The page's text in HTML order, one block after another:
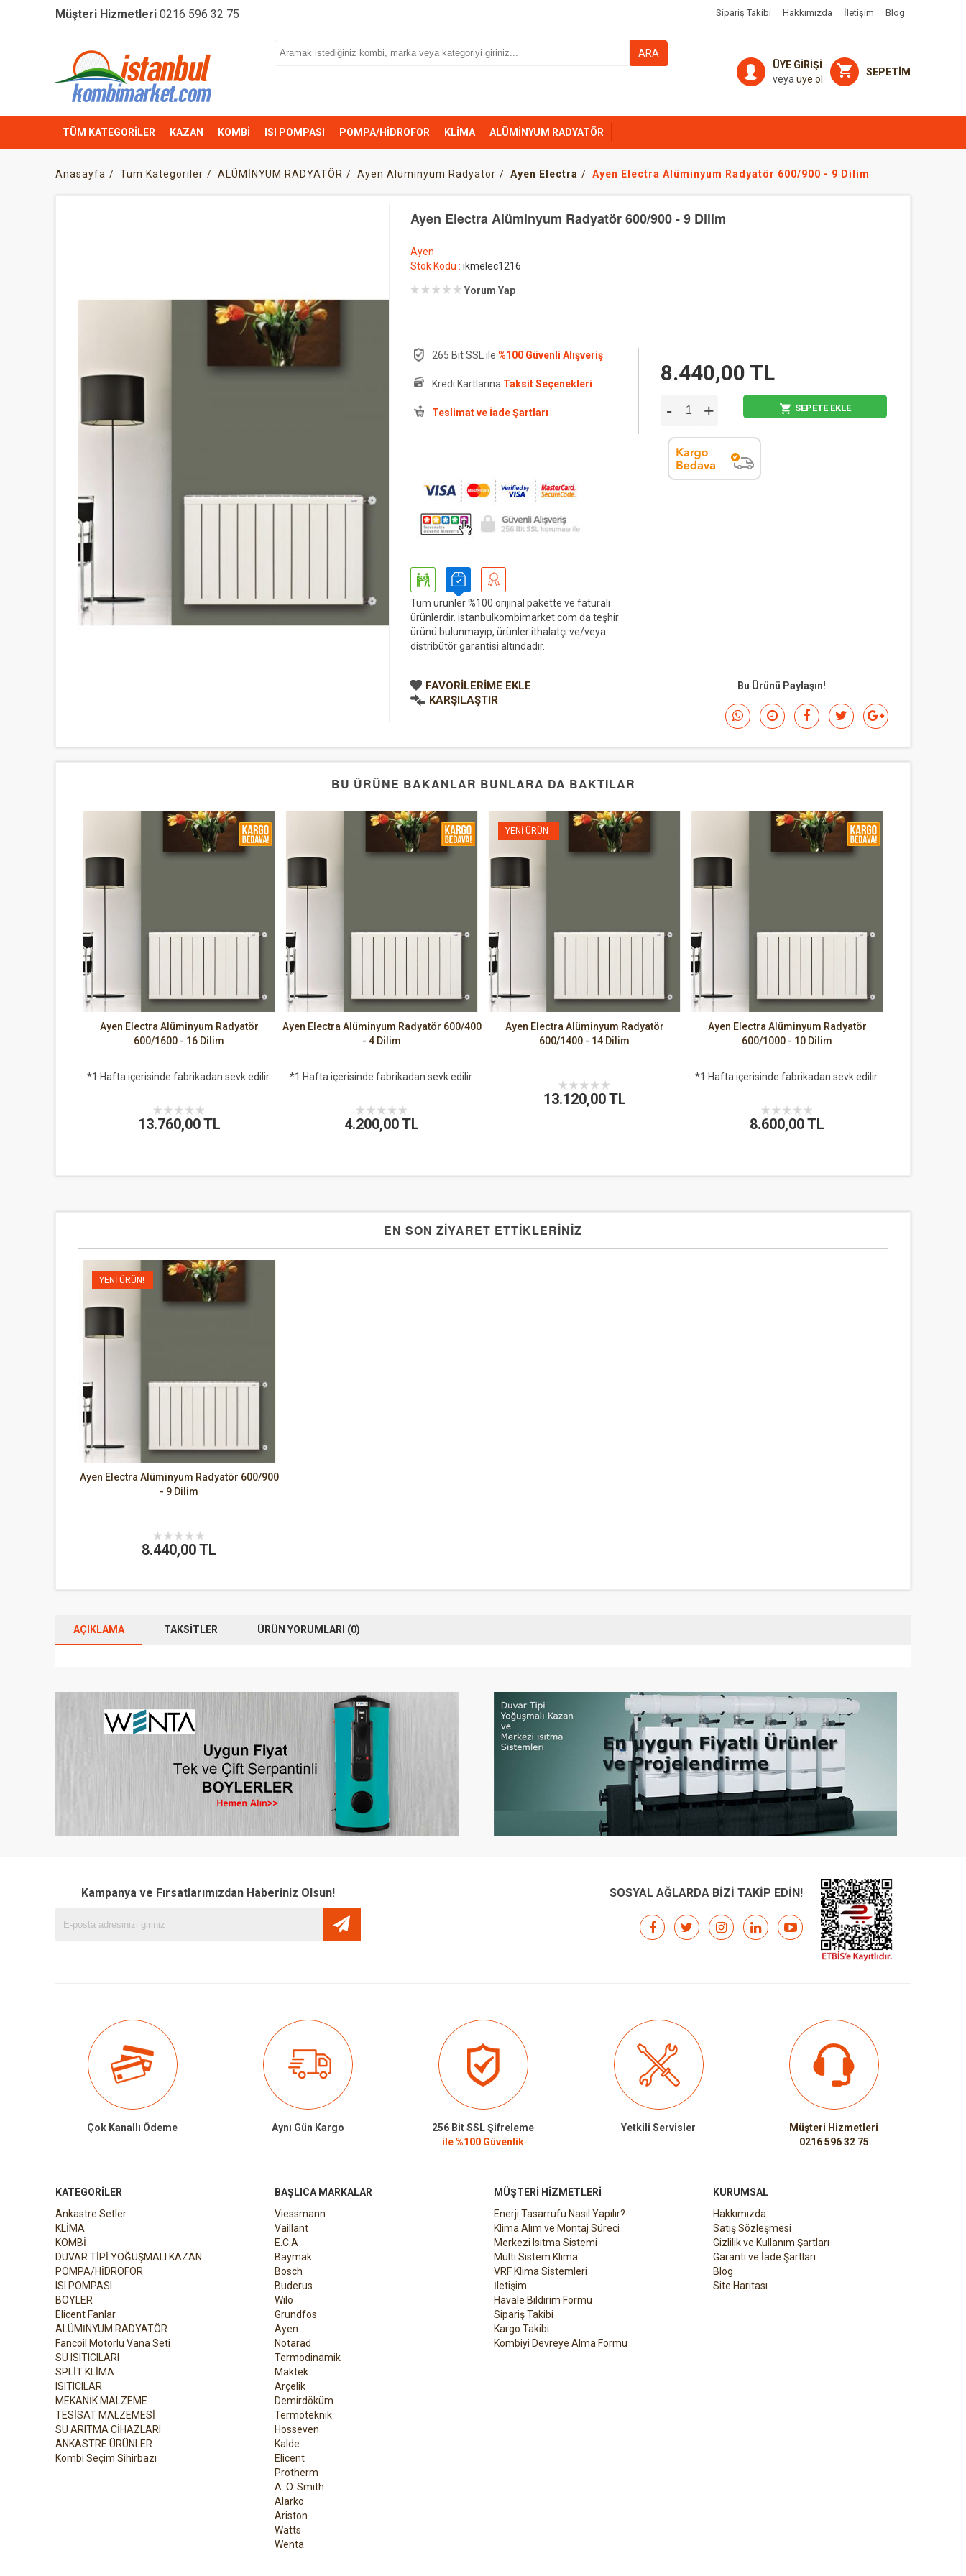
Müşteri Hizmetleri 0216 596 32 75 Sipariş Takibi Hakkımızda İletişim Blog
ARA
ÜYE GİRİŞİ
veya üye ol
SEPETİM
TÜM KATEGORİLER KAZAN KOMBİ ISI POMPASI POMPA/HİDROFOR KLİMA ALÜMİNYUM RADYATÖR
Anasayfa Tüm Kategoriler ALÜMİNYUM RADYATÖR Ayen Alüminyum Radyatör Ayen Electra Ayen Electra Alüminyum Radyatör 600/900 - 9 Dilim
Ayen Electra Alüminyum Radyatör 600/900 - 9 Dilim
Ayen
Stok Kodu :ikmelec1216
Yorum Yap
265 Bit SSL ile%100 Güvenli Alışveriş
Kredi Kartlarına Taksit Seçenekleri
Teslimat ve İade Şartları
8.440,00 TL
- + SEPETE EKLE
Tüm ürünler %100 orijinal pakette ve faturalı
ürünlerdir. istanbulkombimarket.com da teşhir
ürünü bulunmayıp, ürünler ithalatçı ve/veya
distribütör garantisi altındadır.
FAVORILERIME EKLE
KARŞILAŞTIR
Bu Ürünü Paylaşın!
BU ÜRÜNE BAKANLAR BUNLARA DA BAKTILAR
Ayen Electra Alüminyum Radyatör
600/1600 - 16 Dilim
*1 Hafta içerisinde fabrikadan sevk edilir.
13.760,00 TL
Ayen Electra Alüminyum Radyatör 600/400
- 4 Dilim
*1 Hafta içerisinde fabrikadan sevk edilir.
4.200,00 TL
Ayen Electra Alüminyum Radyatör
600/1400 - 14 Dilim
YENI ÜRÜN
13.120,00 TL
Ayen Electra Alüminyum Radyatör
600/1000 - 10 Dilim
*1 Hafta içerisinde fabrikadan sevk edilir.
8.600,00 TL
EN SON ZİYARET ETTİKLERİNİZ
Ayen Electra Alüminyum Radyatör 600/900
- 9 Dilim
YENI ÜRÜN!
8.440,00 TL
AÇIKLAMA TAKSITLER ÜRÜN YORUMLARI (0)
Kampanya ve Fırsatlarımızdan Haberiniz Olsun! SOSYAL AĞLARDA BİZİ TAKİP EDİN!
Çok Kanallı Ödeme Aynı Gün Kargo
256 Bit SSL Şifreleme
ile %100 Güvenlik
Yetkili Servisler
Müşteri Hizmetleri
0216 596 32 75
KATEGORILER
Ankastre Setler
KLİMA
KOMBİ
DUVAR TİPİ YOĞUŞMALI KAZAN
POMPA/HİDROFOR
ISI POMPASI
BOYLER
Elicent Fanlar
ALÜMİNYUM RADYATÖR
Fancoil Motorlu Vana Seti
SU ISITICILARI
SPLİT KLİMA
ISITICILAR
MEKANİK MALZEME
TESİSAT MALZEMESİ
SU ARITMA CİHAZLARI
ANKASTRE ÜRÜNLER
Kombi Seçim Sihirbazı
BAŞLICA MARKALAR
Viessmann
Vaillant
E.C.A
Baymak
Bosch
Buderus
Wilo
Grundfos
Ayen
Notarad
Termodinamik
Maktek
Arçelik
Demirdöküm
Termoteknik
Hosseven
Kalde
Elicent
Protherm
A. O. Smith
Alarko
Ariston
Watts
Wenta
MÜŞTERI HIZMETLERI
Enerji Tasarrufu Nasıl Yapılır?
Klima Alım ve Montaj Süreci
Merkezi Isıtma Sistemi
Multi Sistem Klima
VRF Klima Sistemleri
İletişim
Havale Bildirim Formu
Sipariş Takibi
Kargo Takibi
Kombiyi Devreye Alma Formu
KURUMSAL
Hakkımızda
Satış Sözleşmesi
Gizlilik ve Kullanım Şartları
Garanti ve İade Şartları
Blog
Site Haritası